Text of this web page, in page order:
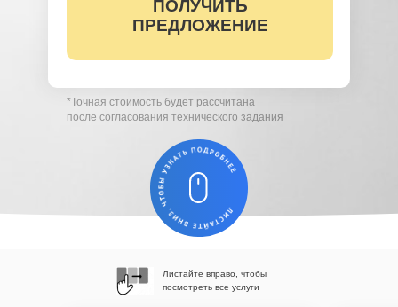
*Точная стоимость будет рассчитана
после согласования технического задания
Вы соглашаетесь с условиями обработки
персональных данных (ознакомиться)
ПОЛУЧИТЬ
ПРЕДЛОЖЕНИЕ
Листайте вправо, чтобы
посмотреть все услуги